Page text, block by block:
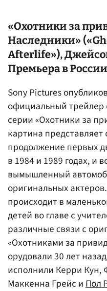
«Охотники за
Наследники»
Afterlife»),
Премьера в
Sony Pictures
официальный трейлер
серии «Охотники за
картина
продолжение первых
в 1984 и 1989 годах, и
вымышленный
оригинальных
происходит в
детей во главе с
различные связи с
«Охотниками за
орудовали 30 лет
исполнили Керри Кун,
Маккенна Грейс и Пол